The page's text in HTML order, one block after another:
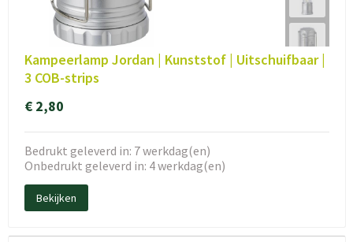
Kampeerlamp Jordan | Kunststof | Uitschuifbaar |
3 COB-strips
€ 2,80
Bedrukt geleverd in: 7 werkdag(en)
Onbedrukt geleverd in: 4 werkdag(en)
Bekijken